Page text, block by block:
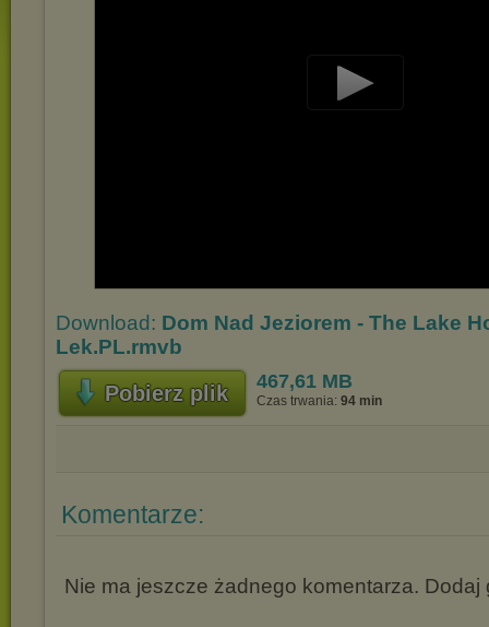
Download: Dom Nad Jeziorem - The Lake
Lek.PL.rmvb
Pobierz plik 467,61 MB
Czas trwania: 94 min
Komentarze:
Nie ma jeszcze żadnego komentarza. Dodaj